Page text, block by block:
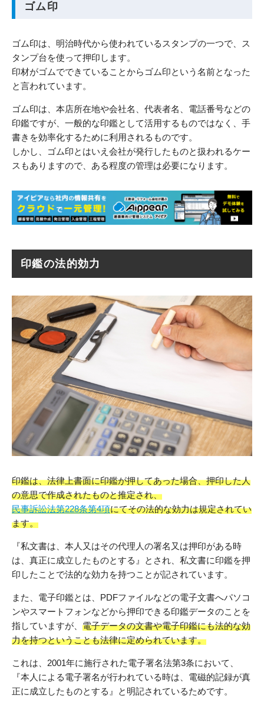
ゴム印
ゴム印は、明治時代から使われているスタンプの一つで、ス
タンプ台を使って押印します。
印材がゴムでできていることからゴム印という名前となった
と言われています。
ゴム印は、本店所在地や会社名、代表者名、電話番号などの
印鑑ですが、一般的な印鑑として活用するものではなく、手
書きを効率化するために利用されるものです。
しかし、ゴム印とはいえ会社が発行したものと扱われるケー
スもありますので、ある程度の管理は必要になります。
印鑑の法的効力
印鑑は、法律上書面に印鑑が押してあった場合、押印した人
の意思で作成されたものと推定され、
民事訴訟法第228条第4項にてその法的な効力は規定されてい
ます。
『私文書は、本人又はその代理人の署名又は押印がある時
は、真正に成立したものとする』とされ、私文書に印鑑を押
印したことで法的な効力を持つことが記されています。
また、電子印鑑とは、PDFファイルなどの電子文書へパソコ
ンやスマートフォンなどから押印できる印鑑データのことを
指していますが、 電子データの文書や電子印鑑にも法的な効
力を持つということも法律に定められています。
これは、2001年に施行された電子署名法第3条において、
『本人による電子署名が行われている時は、電磁的記録が真
正に成立したものとする』と明記されているためです。